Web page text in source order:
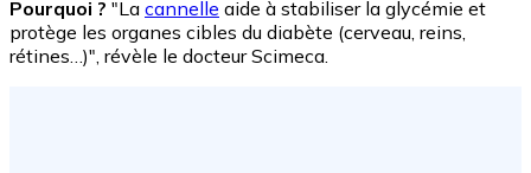
Pourquoi ? "La cannelle aide à stabiliser la glycémie et
protège les organes cibles du diabète (cerveau, reins,
rétines…)", révèle le docteur Scimeca.